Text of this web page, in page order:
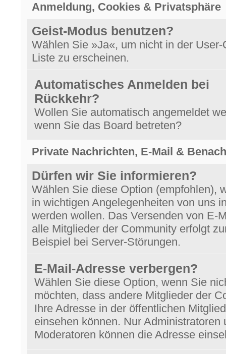
Anmeldung, Cookies & Privatsphäre
Geist-Modus benutzen?
Wählen Sie »Ja«, um nicht in der User-
Liste zu erscheinen.
Automatisches Anmelden bei
Rückkehr?
Wollen Sie automatisch angemeldet
wenn Sie das Board betreten?
Private Nachrichten, E-Mail &
Dürfen wir Sie informieren?
Wählen Sie diese Option (empfohlen),
in wichtigen Angelegenheiten von uns
werden wollen. Das Versenden von E-
alle Mitglieder der Community erfolgt
Beispiel bei Server-Störungen.
E-Mail-Adresse verbergen?
Wählen Sie diese Option, wenn Sie
möchten, dass andere Mitglieder der
Ihre Adresse in der öffentlichen
einsehen können. Nur Administratoren
Moderatoren können die Adresse